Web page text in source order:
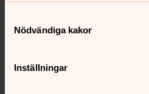
Nödvändiga kakor
Inställningar
Synpunkter eller frågor